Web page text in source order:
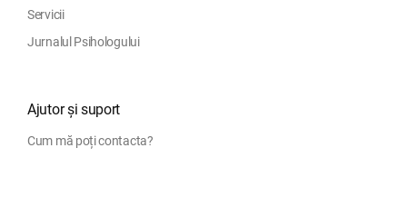
Servicii
Jurnalul Psihologului
Ajutor și suport
Cum mă poți contacta?